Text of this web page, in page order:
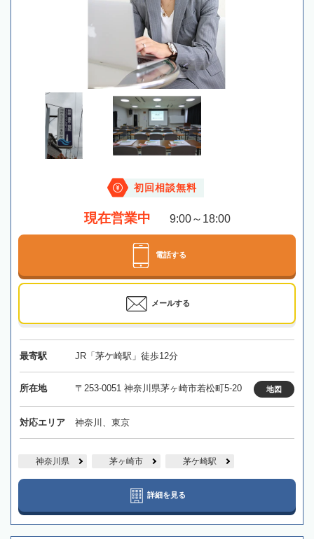
初回相談無料
現在営業中 9:00～18:00
電話する
メールする
最寄駅 JR「茅ケ崎駅」徒歩12分
所在地 〒253-0051 神奈川県茅ヶ崎市若松町5-20 地図
対応エリア 神奈川、東京
神奈川県 茅ヶ崎市 茅ケ崎駅
詳細を見る